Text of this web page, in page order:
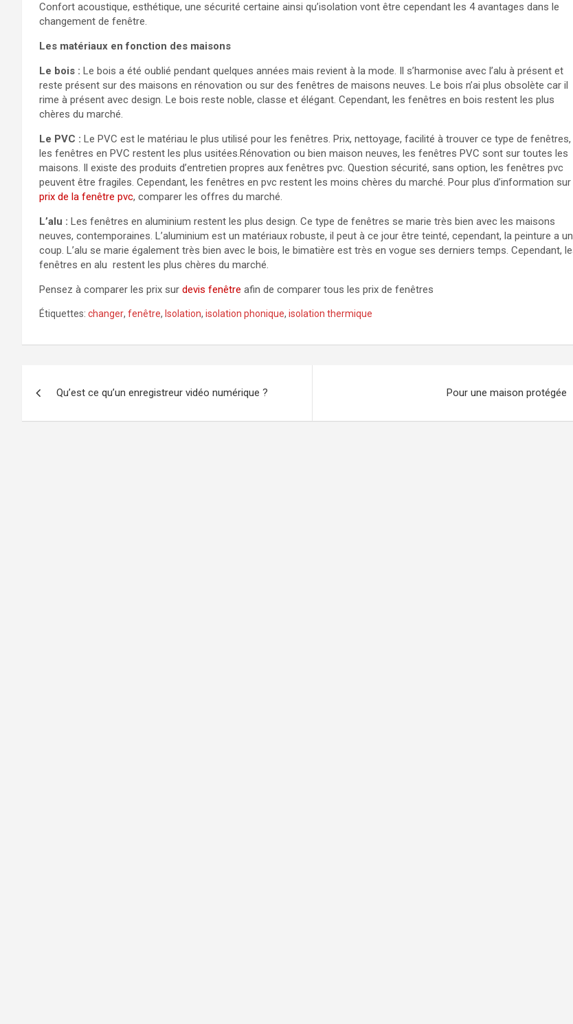
Confort acoustique, esthétique, une sécurité certaine ainsi qu’isolation vont être cependant les 4 avantages dans le
changement de fenêtre.
Les matériaux en fonction des maisons
Le bois : Le bois a été oublié pendant quelques années mais revient à la mode. Il s’harmonise avec l’alu à présent et
reste présent sur des maisons en rénovation ou sur des fenêtres de maisons neuves. Le bois n’ai plus obsolète car il
rime à présent avec design. Le bois reste noble, classe et élégant. Cependant, les fenêtres en bois restent les plus
chères du marché.
Le PVC : Le PVC est le matériau le plus utilisé pour les fenêtres. Prix, nettoyage, facilité à trouver ce type de fenêtres,
les fenêtres en PVC restent les plus usitées.Rénovation ou bien maison neuves, les fenêtres PVC sont sur toutes les
maisons. Il existe des produits d’entretien propres aux fenêtres pvc. Question sécurité, sans option, les fenêtres pvc
peuvent être fragiles. Cependant, les fenêtres en pvc restent les moins chères du marché. Pour plus d’information sur
prix de la fenêtre pvc, comparer les offres du marché.
L’alu : Les fenêtres en aluminium restent les plus design. Ce type de fenêtres se marie très bien avec les maisons
neuves, contemporaines. L’aluminium est un matériaux robuste, il peut à ce jour être teinté, cependant, la peinture a un
coup. L’alu se marie également très bien avec le bois, le bimatière est très en vogue ses derniers temps. Cependant,
fenêtres en alu restent les plus chères du marché.
Pensez à comparer les prix sur devis fenêtre afin de comparer tous les prix de fenêtres
Étiquettes: changer, fenêtre, Isolation, isolation phonique, isolation thermique
Qu’est ce qu’un enregistreur vidéo numérique ? Pour une maison protégée